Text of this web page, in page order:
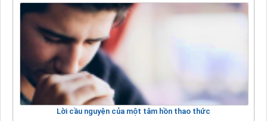
Lời cầu nguyện của một tâm hồn thao thức